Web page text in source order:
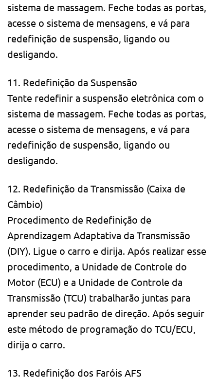
sistema de massagem. Feche todas as portas,
acesse o sistema de mensagens, e vá para
redefinição de suspensão, ligando ou
desligando.
11. Redefinição da Suspensão
Tente redefinir a suspensão eletrônica com o
sistema de massagem. Feche todas as portas,
acesse o sistema de mensagens, e vá para
redefinição de suspensão, ligando ou
desligando.
12. Redefinição da Transmissão (Caixa de
Câmbio)
Procedimento de Redefinição de
Aprendizagem Adaptativa da Transmissão
(DIY). Ligue o carro e dirija. Após realizar esse
procedimento, a Unidade de Controle do
Motor (ECU) e a Unidade de Controle da
Transmissão (TCU) trabalharão juntas para
aprender seu padrão de direção. Após seguir
este método de programação do TCU/ECU,
dirija o carro.
13. Redefinição dos Faróis AFS